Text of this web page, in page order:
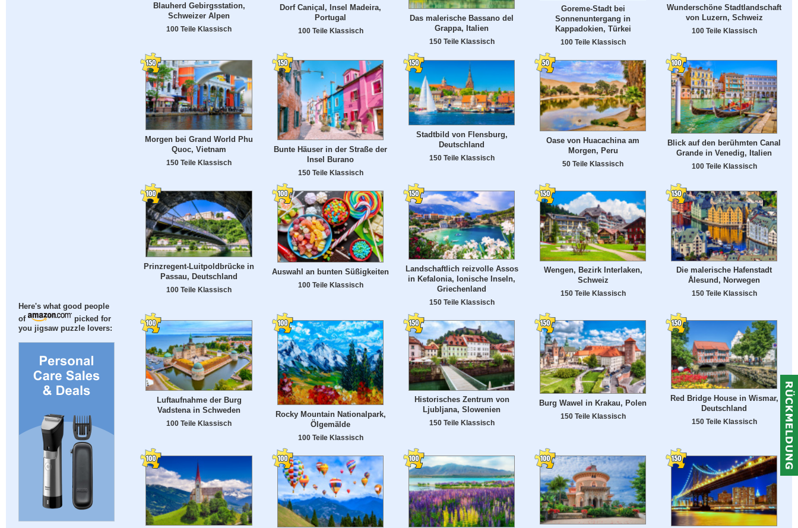
Here's what good people
of
picked for
you jigsaw puzzle lovers:
Blauherd Gebirgsstation,
Schweizer Alpen
100 Teile Klassisch
Dorf Caniçal, Insel Madeira,
Portugal
100 Teile Klassisch
Das malerische Bassano del
Grappa, Italien
150 Teile Klassisch
Goreme-Stadt bei
Sonnenuntergang in
Kappadokien, Türkei
100 Teile Klassisch
Wunderschöne Stadtlandschaft
von Luzern, Schweiz
100 Teile Klassisch
Morgen bei Grand World Phu
Quoc, Vietnam
150 Teile Klassisch
Bunte Häuser in der Straße der
Insel Burano
150 Teile Klassisch
Stadtbild von Flensburg,
Deutschland
150 Teile Klassisch
Oase von Huacachina am
Morgen, Peru
50 Teile Klassisch
Blick auf den berühmten Canal
Grande in Venedig, Italien
100 Teile Klassisch
Prinzregent-Luitpoldbrücke in
Passau, Deutschland
100 Teile Klassisch
Auswahl an bunten Süßigkeiten
100 Teile Klassisch
Landschaftlich reizvolle Assos
in Kefalonia, Ionische Inseln,
Griechenland
150 Teile Klassisch
Wengen, Bezirk Interlaken,
Schweiz
150 Teile Klassisch
Die malerische Hafenstadt
Ålesund, Norwegen
150 Teile Klassisch
Luftaufnahme der Burg
Vadstena in Schweden
100 Teile Klassisch
Rocky Mountain Nationalpark,
Ölgemälde
100 Teile Klassisch
Historisches Zentrum von
Ljubljana, Slowenien
150 Teile Klassisch
Burg Wawel in Krakau, Polen
150 Teile Klassisch
Red Bridge House in Wismar,
Deutschland
150 Teile Klassisch